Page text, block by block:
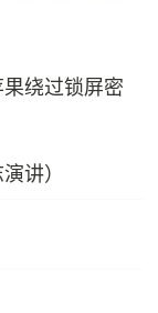
绕过锁屏密
讲）